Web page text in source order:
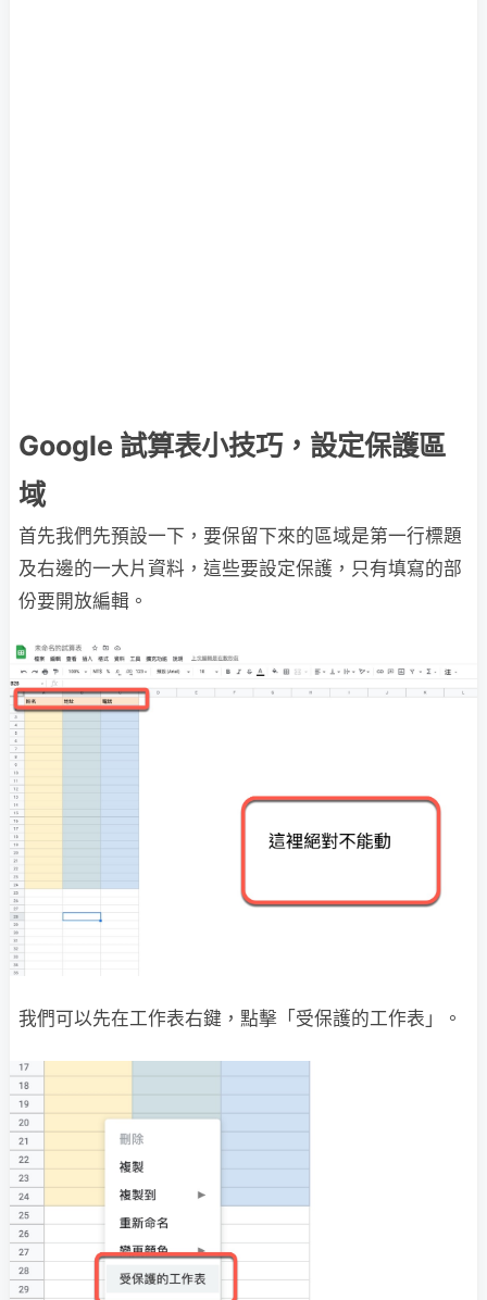
Google 試算表小技巧，設定保護區
域
首先我們先預設一下，要保留下來的區域是第一行標題
及右邊的一大片資料，這些要設定保護，只有填寫的部
份要開放編輯。
我們可以先在工作表右鍵，點擊「受保護的工作表」。